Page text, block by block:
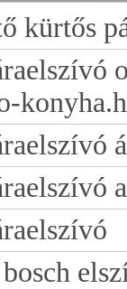
kürtős